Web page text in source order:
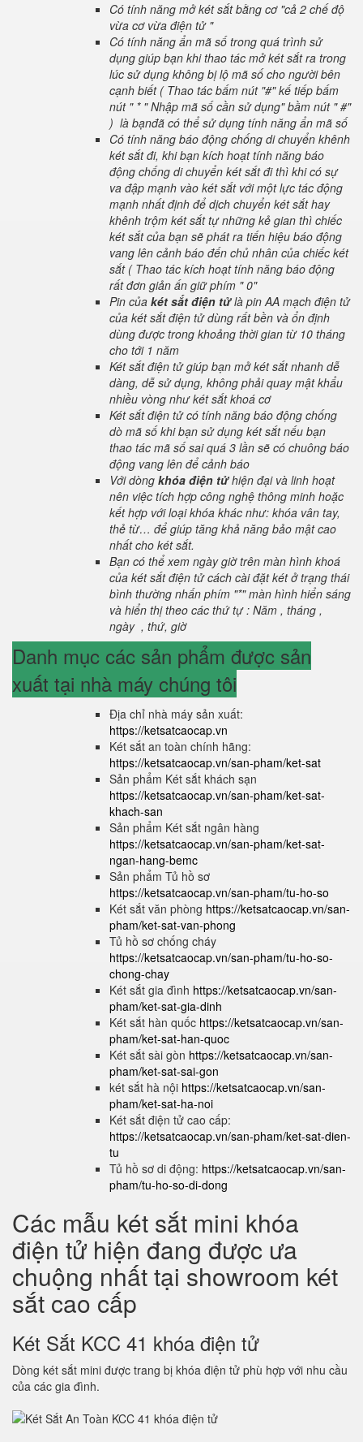
Có tính năng mở két sắt bằng cơ "cả 2 chế độ
vừa cơ vừa điện tử "
Có tính năng ẩn mã số trong quá trình sử
dụng giúp bạn khi thao tác mở két sắt ra trong
lúc sử dụng không bị lộ mã số cho người bên
cạnh biết ( Thao tác bấm nút "#" kế tiếp bấm
nút " * " Nhập mã số cần sử dụng" bầm nút " #"
) là bạnđã có thể sử dụng tính năng ẩn mã số
Có tính năng báo động chống di chuyển khênh
két sắt đi, khi bạn kích hoạt tính năng báo
động chống di chuyển két sắt đi thì khi có sự
va đập mạnh vào két sắt với một lực tác động
mạnh nhất định để dịch chuyển két sắt hay
khênh trộm két sắt tự những kẻ gian thì chiếc
két sắt của bạn sẽ phát ra tiến hiệu báo động
vang lên cảnh báo đến chủ nhân của chiếc két
sắt ( Thao tác kích hoạt tính năng báo động
rất đơn giản ấn giữ phím " 0"
Pin của két sắt điện tửlà pin AA mạch điện tử
của két sắt điện tử dùng rất bền và ổn định
dùng được trong khoảng thời gian từ 10 tháng
cho tới 1 năm
Két sắt điện tử giúp bạn mở két sắt nhanh dễ
dàng, dễ sử dụng, không phải quay mật khẩu
nhiều vòng như két sắt khoá cơ
Két sắt điện tử có tính năng báo động chống
dò mã số khi bạn sử dụng két sắt nếu bạn
thao tác mã số sai quá 3 lần sẽ có chuông báo
động vang lên để cảnh báo
Với dòng khóa điện tửhiện đại và linh hoạt
nên việc tích hợp công nghệ thông minh hoặc
kết hợp với loại khóa khác như: khóa vân tay,
thẻ từ… để giúp tăng khả năng bảo mật cao
nhất cho két sắt.
Bạn có thể xem ngày giờ trên màn hình khoá
của két sắt điện tử cách cài đặt két ở trạng thái
bình thường nhấn phím "*" màn hình hiển sáng
và hiển thị theo các thứ tự : Năm , tháng ,
ngày , thứ, giờ
Danh mục các sản phẩm được sản
xuất tại nhà máy chúng tôi
Địa chỉ nhà máy sản xuất:
https://ketsatcaocap.vn
Két sắt an toàn chính hãng:
https://ketsatcaocap.vn/san-pham/ket-sat
Sản phẩm Két sắt khách sạn
https://ketsatcaocap.vn/san-pham/ket-sat-
khach-san
Sản phẩm Két sắt ngân hàng
https://ketsatcaocap.vn/san-pham/ket-sat-
ngan-hang-bemc
Sản phẩm Tủ hồ sơ
https://ketsatcaocap.vn/san-pham/tu-ho-so
Két sắt văn phòng https://ketsatcaocap.vn/san-
pham/ket-sat-van-phong
Tủ hồ sơ chống cháy
https://ketsatcaocap.vn/san-pham/tu-ho-so-
chong-chay
Két sắt gia đình https://ketsatcaocap.vn/san-
pham/ket-sat-gia-dinh
Két sắt hàn quốc https://ketsatcaocap.vn/san-
pham/ket-sat-han-quoc
Két sắt sài gòn https://ketsatcaocap.vn/san-
pham/ket-sat-sai-gon
két sắt hà nội https://ketsatcaocap.vn/san-
pham/ket-sat-ha-noi
Két sắt điện tử cao cấp:
https://ketsatcaocap.vn/san-pham/ket-sat-dien-
tu
Tủ hồ sơ di động: https://ketsatcaocap.vn/san-
pham/tu-ho-so-di-dong
Các mẫu két sắt mini khóa
điện tử hiện đang được ưa
chuộng nhất tại showroom két
sắt cao cấp
Két Sắt KCC 41 khóa điện tử
Dòng két sắt mini được trang bị khóa điện tử phù hợp với nhu cầu
của các gia đình.